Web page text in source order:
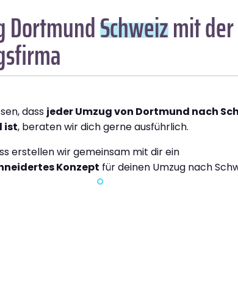
DortmundSchweizmit
dass jeder Umzug von Dortmund nach
ist, beraten wir dich gerne ausführlich.
erstellen wir gemeinsam mit dir ein
Konzept für deinen Umzug nach